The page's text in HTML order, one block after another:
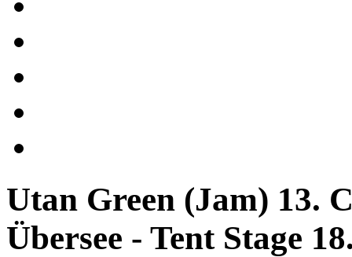
Utan Green (Jam) 13.
Übersee - Tent Stage